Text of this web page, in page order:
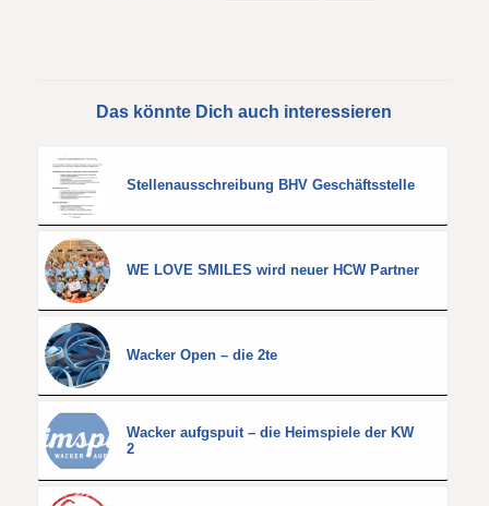
Das könnte Dich auch interessieren
Stellenausschreibung BHV Geschäftsstelle
WE LOVE SMILES wird neuer HCW Partner
Wacker Open – die 2te
Wacker aufgspuit – die Heimspiele der KW
2